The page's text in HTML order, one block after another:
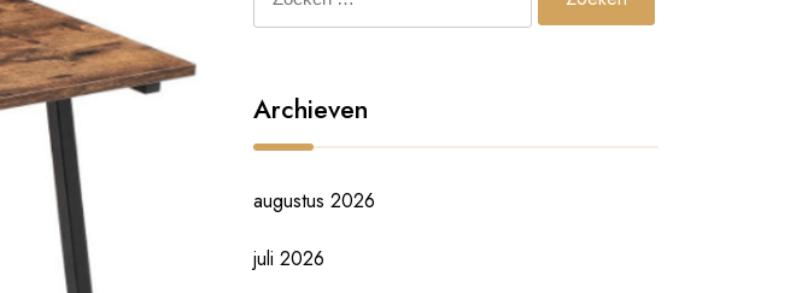
naar:
Archieven
augustus 2026
juli 2026